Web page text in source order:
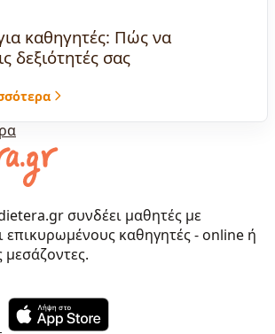
καθηγητές: Πώς να
δεξιότητές σας
συνδέει μαθητές με
επικυρωμένους καθηγητές - online ή